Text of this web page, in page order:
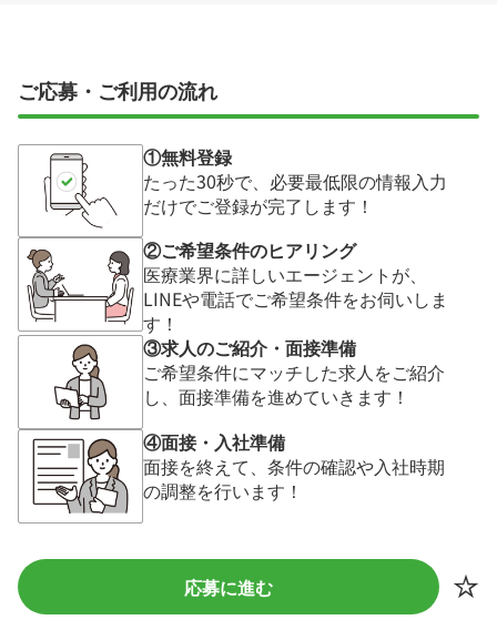
ご応募・ご利用の流れ
①無料登録
たった30秒で、必要最低限の情報入力
だけでご登録が完了します！
②ご希望条件のヒアリング
医療業界に詳しいエージェントが、
LINEや電話でご希望条件をお伺いしま
す！
③求人のご紹介・面接準備
ご希望条件にマッチした求人をご紹介
し、面接準備を進めていきます！
④面接・入社準備
面接を終えて、条件の確認や入社時期
の調整を行います！
応募に進む